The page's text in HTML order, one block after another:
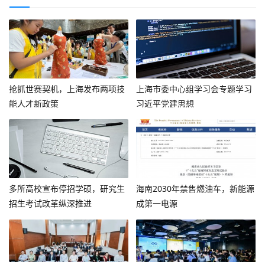
抢抓世赛契机，上海发布两项技
能人才新政策
上海市委中心组学习会专题学习
习近平党建思想
多所高校宣布停招学硕，研究生
招生考试改革纵深推进
海南2030年禁售燃油车，新能源
成第一电源